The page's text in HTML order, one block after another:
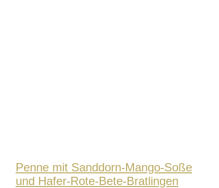
Penne mit Sanddorn-Mango-Soße
und Hafer-Rote-Bete-Bratlingen